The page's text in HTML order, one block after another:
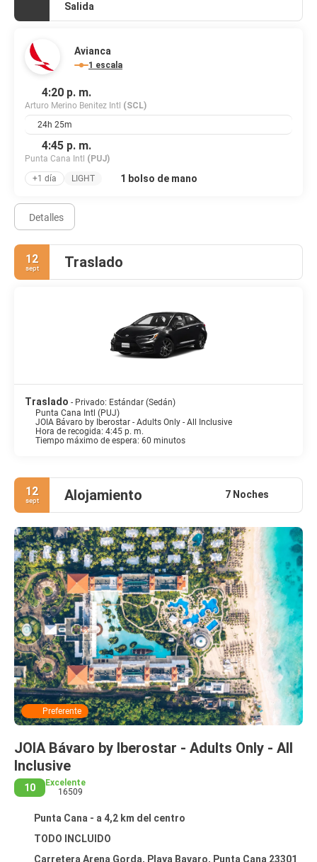
Salida
Avianca
1 escala
4:20 p. m.
Arturo Merino Benitez Intl (SCL)
24h 25m
4:45 p. m.
Punta Cana Intl (PUJ)
+1 día
LIGHT 1 bolso de mano
Detalles
12
sept Traslado
Traslado - Privado: Estándar (Sedán)
Punta Cana Intl (PUJ)
JOIA Bávaro by Iberostar - Adults Only - All Inclusive
Hora de recogida: 4:45 p. m.
Tiempo máximo de espera: 60 minutos
12
sept Alojamiento 7 Noches
Preferente
JOIA Bávaro by Iberostar - Adults Only - All
Inclusive
10
Excelente
16509
Punta Cana - a 4,2 km del centro
TODO INCLUIDO
Carretera Arena Gorda, Playa Bavaro, Punta Cana 23301